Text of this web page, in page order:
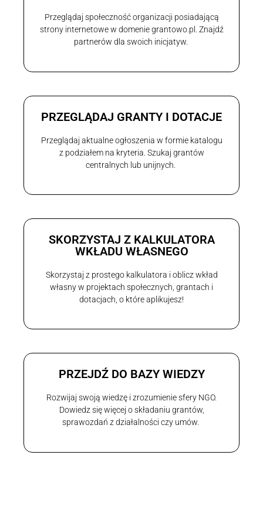
Przeglądaj społeczność organizacji posiadającą
strony internetowe w domenie grantowo.pl. Znajdź
partnerów dla swoich inicjatyw.
PRZEGLĄDAJ GRANTY I DOTACJE
Przeglądaj aktualne ogłoszenia w formie katalogu
z podziałem na kryteria. Szukaj grantów
centralnych lub unijnych.
SKORZYSTAJ Z KALKULATORA
WKŁADU WŁASNEGO
Skorzystaj z prostego kalkulatora i oblicz wkład
własny w projektach społecznych, grantach i
dotacjach, o które aplikujesz!
PRZEJDŹ DO BAZY WIEDZY
Rozwijaj swoją wiedzę i zrozumienie sfery NGO.
Dowiedz się więcej o składaniu grantów,
sprawozdań z działalności czy umów.